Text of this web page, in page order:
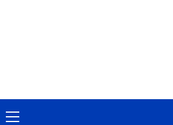
Primary